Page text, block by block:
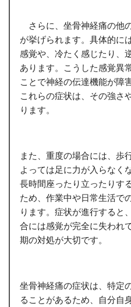
さらに、坐骨神経痛の他
が挙げられます。具体的に
感覚や、冷たく感じたり、
あります。こうした感覚異
ことで神経の伝達機能が障
これらの症状は、その強さ
ります。
また、重度の場合には、歩
よっては足に力が入らなく
長時間座ったり立ったりす
ため、作業中や日常生活で
ります。症状が進行すると
合には感覚が完全に失われ
期の対処が大切です。
坐骨神経痛の症状は、特定
ることがあるため、自分自